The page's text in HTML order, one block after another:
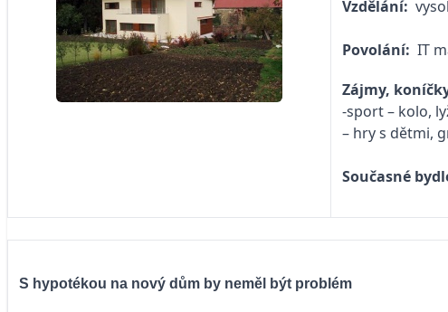
Vzdělání:
Povolání: IT
Zájmy,
-sport – kolo,
– hry s dětmi,
Současné
S hypotékou na nový dům by neměl být problém